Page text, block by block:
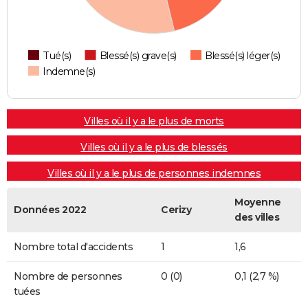
Tué(s) Blessé(s) grave(s)
Blessé(s) léger(s)
Indemne(s)
Villes où il y a le plus de morts
Villes où il y a le plus de blessés
Villes où il y a le plus de personnes indemnes
Données 2022 Cerizy
Moyenne
des villes
Nombre total d'accidents 1 1,6
Nombre de personnes
tuées
0 (0) 0,1 (2,7 %)